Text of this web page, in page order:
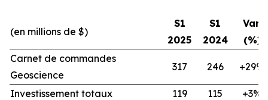
(en millions de $)
S1
2025
S1
2024
Var.
(%)
Carnet de commandes
Geoscience
317 246 +29%
Investissement totaux 119 115
+3%